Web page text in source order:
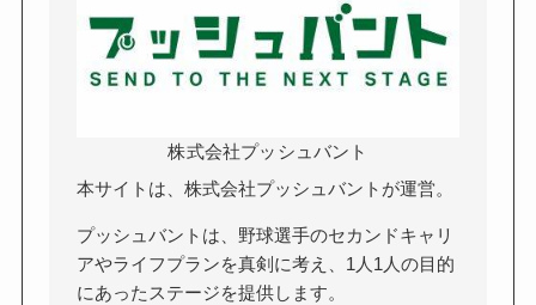
株式会社プッシュバント
本サイトは、株式会社プッシュバントが運営。
プッシュバントは、野球選手のセカンドキャリ
アやライフプランを真剣に考え、1人1人の目的
にあったステージを提供します。